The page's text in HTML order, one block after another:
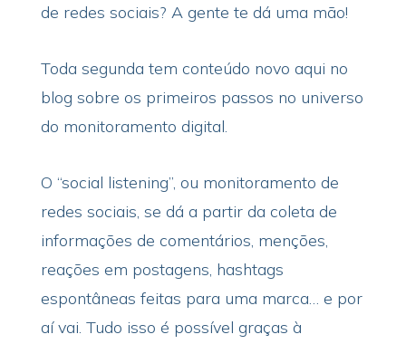
de redes sociais? A gente te dá uma mão!
Toda segunda tem conteúdo novo aqui no
blog sobre os primeiros passos no universo
do monitoramento digital.
O “social listening”, ou monitoramento de
redes sociais, se dá a partir da coleta de
informações de comentários, menções,
reações em postagens, hashtags
espontâneas feitas para uma marca… e por
aí vai. Tudo isso é possível graças à